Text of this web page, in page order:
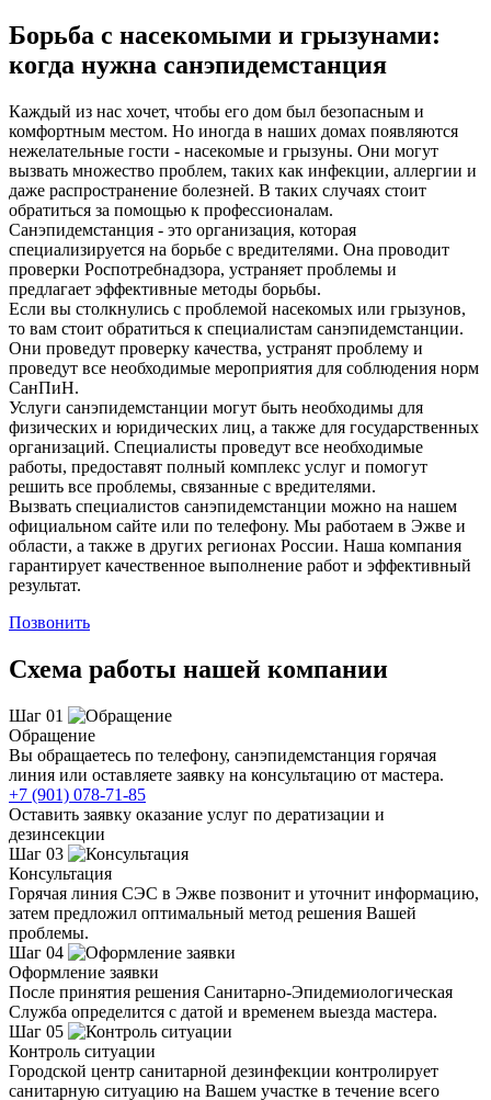
Борьба с насекомыми и грызунами:
когда нужна санэпидемстанция
Каждый из нас хочет, чтобы его дом был безопасным и
комфортным местом. Но иногда в наших домах появляются
нежелательные гости - насекомые и грызуны. Они могут
вызвать множество проблем, таких как инфекции, аллергии и
даже распространение болезней. В таких случаях стоит
обратиться за помощью к профессионалам.
Санэпидемстанция - это организация, которая
специализируется на борьбе с вредителями. Она проводит
проверки Роспотребнадзора, устраняет проблемы и
предлагает эффективные методы борьбы.
Если вы столкнулись с проблемой насекомых или грызунов,
то вам стоит обратиться к специалистам санэпидемстанции.
Они проведут проверку качества, устранят проблему и
проведут все необходимые мероприятия для соблюдения норм
СанПиН.
Услуги санэпидемстанции могут быть необходимы для
физических и юридических лиц, а также для государственных
организаций. Специалисты проведут все необходимые
работы, предоставят полный комплекс услуг и помогут
решить все проблемы, связанные с вредителями.
Вызвать специалистов санэпидемстанции можно на нашем
официальном сайте или по телефону. Мы работаем в Эжве и
области, а также в других регионах России. Наша компания
гарантирует качественное выполнение работ и эффективный
результат.
Позвонить
Схема работы нашей компании
Шаг 01
Обращение
Вы обращаетесь по телефону, санэпидемстанция горячая
линия или оставляете заявку на консультацию от мастера.
+7 (901) 078-71-85
Оставить заявку оказание услуг по дератизации и
дезинсекции
Шаг 03
Консультация
Горячая линия СЭС в Эжве позвонит и уточнит информацию,
затем предложил оптимальный метод решения Вашей
проблемы.
Шаг 04
Оформление заявки
После принятия решения Санитарно-Эпидемиологическая
Служба определится с датой и временем выезда мастера.
Шаг 05
Контроль ситуации
Городской центр санитарной дезинфекции контролирует
санитарную ситуацию на Вашем участке в течение всего